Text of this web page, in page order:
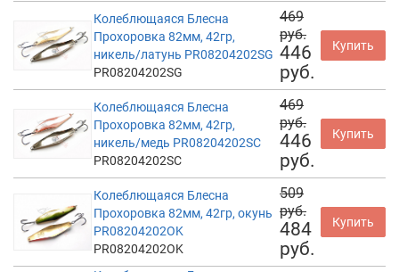
Колеблющаяся Блесна
Прохоровка 82мм, 42гр,
никель/латунь PR08204202SG
PR08204202SG
469
руб.
446
руб.
Купить
Колеблющаяся Блесна
Прохоровка 82мм, 42гр,
никель/медь PR08204202SC
PR08204202SC
469
руб.
446
руб.
Купить
Колеблющаяся Блесна
Прохоровка 82мм, 42гр, окунь
PR08204202OK
PR08204202OK
509
руб.
484
руб.
Купить